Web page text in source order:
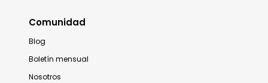
Comunidad
Blog
Boletín mensual
Nosotros